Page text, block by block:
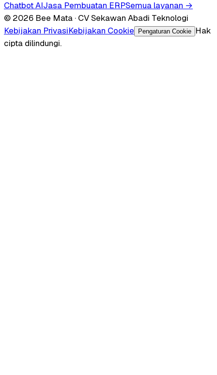
Chatbot AIJasa Pembuatan ERPSemua layanan →
© 2026 Bee Mata · CV Sekawan Abadi Teknologi
Kebijakan PrivasiKebijakan Cookie Pengaturan Cookie
Hak
cipta dilindungi.